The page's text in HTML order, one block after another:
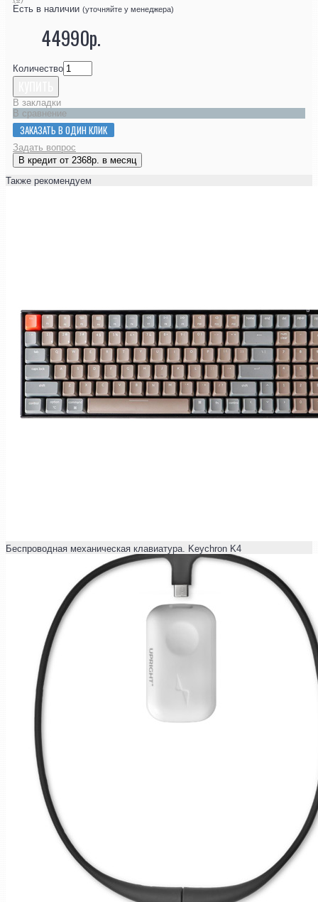
Есть в наличии (уточняйте у менеджера)
44990р.
Количество
В закладки
В сравнение
ЗАКАЗАТЬ В ОДИН КЛИК
Задать вопрос
В кредит от 2368р. в месяц
Также рекомендуем
Беспроводная механическая клавиатура. Keychron K4